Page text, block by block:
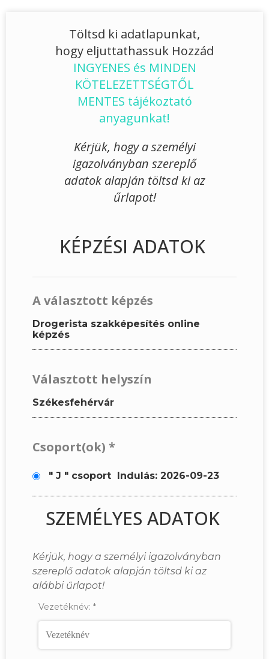
Töltsd ki adatlapunkat,
hogy eljuttathassuk Hozzád
INGYENES és MINDEN
KÖTELEZETTSÉGTŐL
MENTES tájékoztató
anyagunkat!
Kérjük, hogy a személyi
igazolványban szereplő
adatok alapján töltsd ki az
űrlapot!
KÉPZÉSI ADATOK
A választott képzés
Drogerista szakképesítés online
képzés
Választott helyszín
Székesfehérvár
Csoport(ok) *
" J " csoport Indulás: 2026-09-23
SZEMÉLYES ADATOK
Kérjük, hogy a személyi igazolványban
szereplő adatok alapján töltsd ki az
alábbi űrlapot!
Vezetéknév: *